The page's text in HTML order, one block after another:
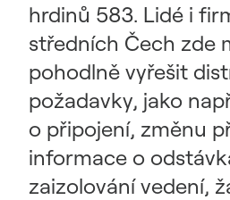
hrdinů 583. Lidé i
středních Čech zde
pohodlně vyřešit
požadavky, jako
o připojení, změnu
informace o
zaizolování vedení,